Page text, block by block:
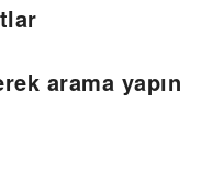
arama yapın